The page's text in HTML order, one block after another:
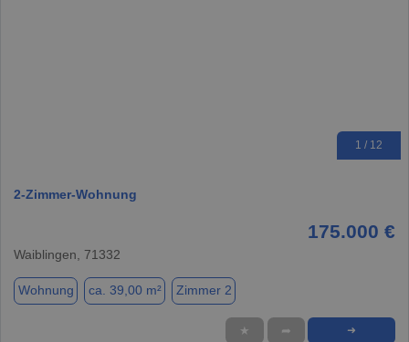
1 / 12
2-Zimmer-Wohnung
175.000 €
Waiblingen, 71332
Wohnung ca. 39,00 m² Zimmer 2
★ ➦ ➜